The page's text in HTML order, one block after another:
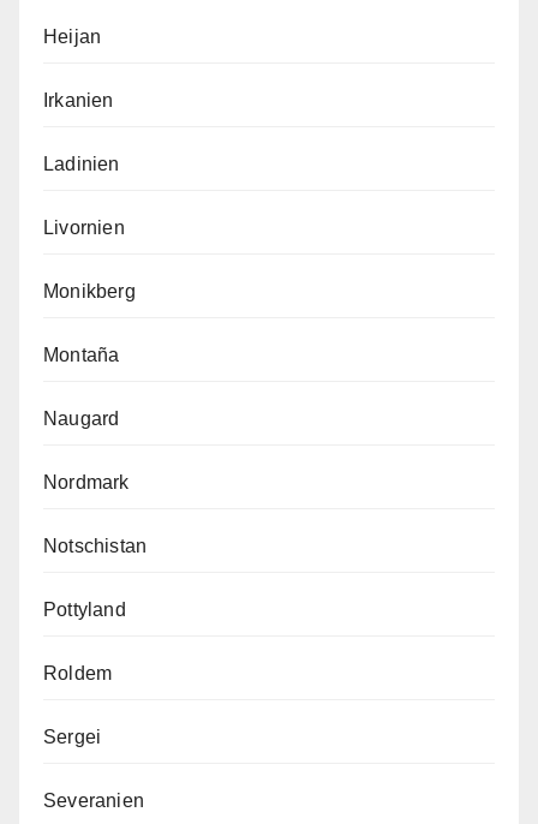
Heijan
Irkanien
Ladinien
Livornien
Monikberg
Montaña
Naugard
Nordmark
Notschistan
Pottyland
Roldem
Sergei
Severanien